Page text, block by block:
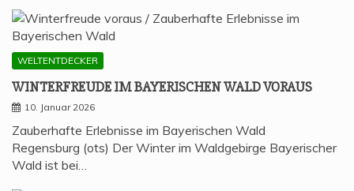
WELTENTDECKER
WIN­TER­FREU­DE IM BAYE­RI­SCHEN WALD VORAUS
10. Januar 2026
Zauberhafte Erlebnisse im Bayerischen Wald
Regensburg (ots) Der Winter im Waldgebirge Bayerischer
Wald ist bei…